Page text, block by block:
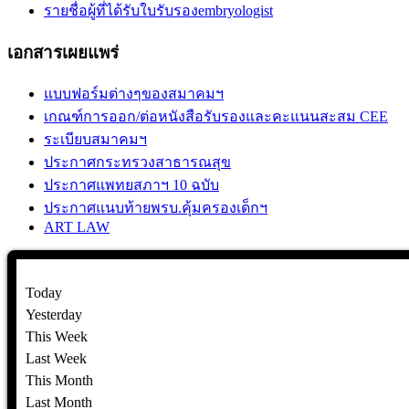
รายชื่อผู้ที่ได้รับใบรับรองembryologist
เอกสารเผยแพร่
แบบฟอร์มต่างๆของสมาคมฯ
เกณฑ์การออก/ต่อหนังสือรับรองและคะแนนสะสม CEE
ระเบียบสมาคมฯ
ประกาศกระทรวงสาธารณสุข
ประกาศแพทยสภาฯ 10 ฉบับ
ประกาศแนบท้ายพรบ.คุ้มครองเด็กฯ
ART LAW
Today
Yesterday
This Week
Last Week
This Month
Last Month